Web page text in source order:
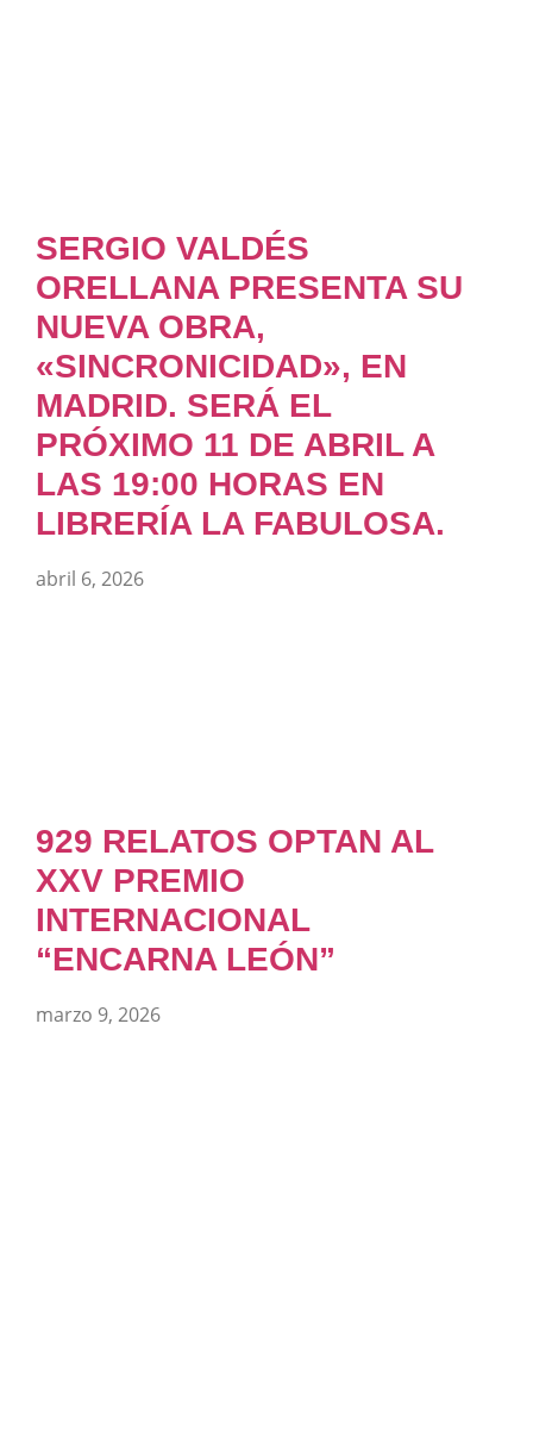
SERGIO VALDÉS
ORELLANA PRESENTA SU
NUEVA OBRA,
«SINCRONICIDAD», EN
MADRID. SERÁ EL
PRÓXIMO 11 DE ABRIL A
LAS 19:00 HORAS EN
LIBRERÍA LA FABULOSA.
abril 6, 2026
929 RELATOS OPTAN AL
XXV PREMIO
INTERNACIONAL
“ENCARNA LEÓN”
marzo 9, 2026